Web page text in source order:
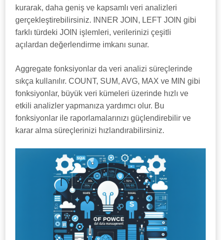
kurarak, daha geniş ve kapsamlı veri analizleri
gerçekleştirebilirsiniz. INNER JOIN, LEFT JOIN gibi
farklı türdeki JOIN işlemleri, verilerinizi çeşitli
açılardan değerlendirme imkanı sunar.
Aggregate fonksiyonlar da veri analizi süreçlerinde
sıkça kullanılır. COUNT, SUM, AVG, MAX ve MIN gibi
fonksiyonlar, büyük veri kümeleri üzerinde hızlı ve
etkili analizler yapmanıza yardımcı olur. Bu
fonksiyonlar ile raporlamalarınızı güçlendirebilir ve
karar alma süreçlerinizi hızlandırabilirsiniz.